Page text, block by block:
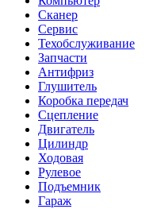
Сканер
Сервис
Техобслуживание
Запчасти
Антифриз
Глушитель
Коробка передач
Сцепление
Двигатель
Цилиндр
Ходовая
Рулевое
Подъемник
Гараж